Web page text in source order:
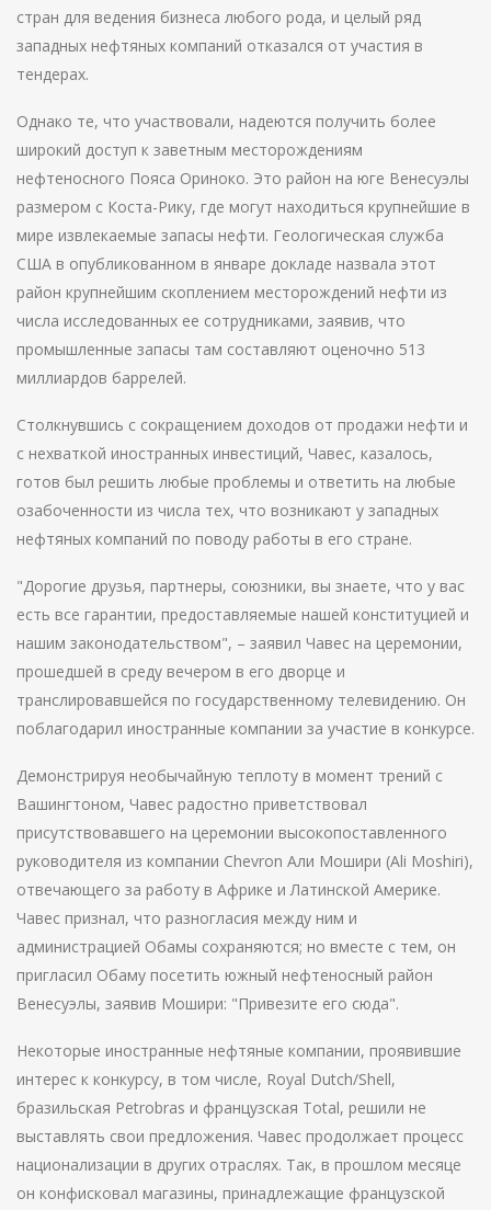
стран для ведения бизнеса любого рода, и целый ряд
западных нефтяных компаний отказался от участия в
тендерах.
Однако те, что участвовали, надеются получить более
широкий доступ к заветным месторождениям
нефтеносного Пояса Ориноко. Это район на юге Венесуэлы
размером с Коста-Рику, где могут находиться крупнейшие в
мире извлекаемые запасы нефти. Геологическая служба
США в опубликованном в январе докладе назвала этот
район крупнейшим скоплением месторождений нефти из
числа исследованных ее сотрудниками, заявив, что
промышленные запасы там составляют оценочно 513
миллиардов баррелей.
Столкнувшись с сокращением доходов от продажи нефти и
с нехваткой иностранных инвестиций, Чавес, казалось,
готов был решить любые проблемы и ответить на любые
озабоченности из числа тех, что возникают у западных
нефтяных компаний по поводу работы в его стране.
"Дорогие друзья, партнеры, союзники, вы знаете, что у вас
есть все гарантии, предоставляемые нашей конституцией и
нашим законодательством", – заявил Чавес на церемонии,
прошедшей в среду вечером в его дворце и
транслировавшейся по государственному телевидению. Он
поблагодарил иностранные компании за участие в конкурсе.
Демонстрируя необычайную теплоту в момент трений с
Вашингтоном, Чавес радостно приветствовал
присутствовавшего на церемонии высокопоставленного
руководителя из компании Chevron Али Мошири (Ali Moshiri),
отвечающего за работу в Африке и Латинской Америке.
Чавес признал, что разногласия между ним и
администрацией Обамы сохраняются; но вместе с тем, он
пригласил Обаму посетить южный нефтеносный район
Венесуэлы, заявив Мошири: "Привезите его сюда".
Некоторые иностранные нефтяные компании, проявившие
интерес к конкурсу, в том числе, Royal Dutch/Shell,
бразильская Petrobras и французская Total, решили не
выставлять свои предложения. Чавес продолжает процесс
национализации в других отраслях. Так, в прошлом месяце
он конфисковал магазины, принадлежащие французской